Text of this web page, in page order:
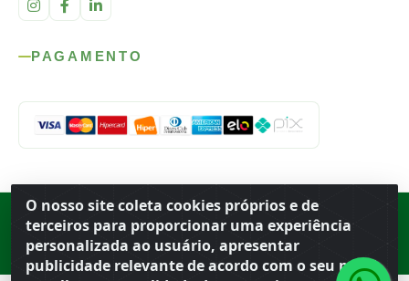
O nosso site coleta cookies próprios e de
terceiros para proporcionar uma experiência
personalizada ao usuário, apresentar
publicidade relevante de acordo com o seu perfil
PAGAMENTO
Rod. SP-215, s/n, km 98 — Área Rural Porto Ferreira ·BR
· CEP
· CNPJ 56.679.863/0001-91
© 2026 Atacado Ideal